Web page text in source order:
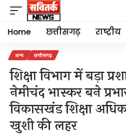
Home छत्तीसगढ़ राष्ट्रीय
अन्य छत्तीसगढ़
शिक्षा विभाग में बड़ा
नेमीचंद भास्कर बने
विकासखंड शिक्षा
खुशी की लहर